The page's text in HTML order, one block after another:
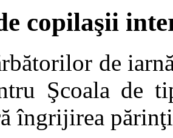
copilaşii
de
Şcoala de
îngrijirea